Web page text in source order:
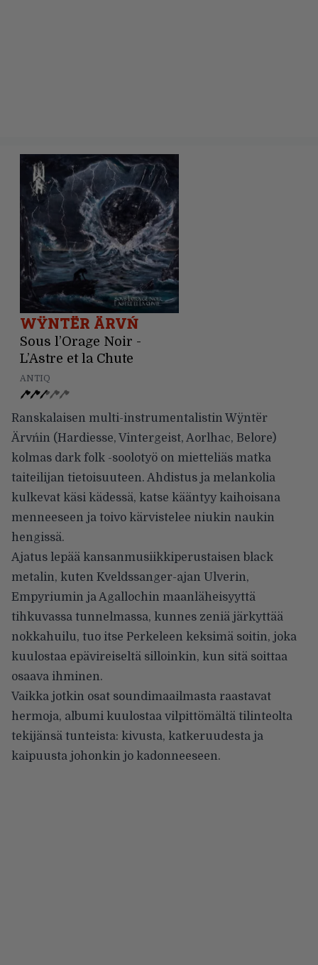
WŸNTËR ÄRVŃ
Sous l’Orage Noir -
L’Astre et la Chute
ANTIQ
Ranskalaisen multi-instrumenta­listin Wÿntër
Ärvńin (Hardiesse, Vintergeist, Aorlhac, Belore)
kolmas dark folk -soolotyö on mietteliäs matka
taiteilijan tie­toisuuteen. Ahdistus ja melan­kolia
kulkevat käsi kädessä, katse kääntyy kaihoisana
menneeseen ja toivo kärvistelee niukin naukin
hengissä.
Ajatus lepää kansanmusiikki­perustaisen black
metalin, ku­ten Kveldssanger-ajan Ulverin,
Empyriumin ja Agallochin maan­läheisyyttä
tihkuvassa tunnelmas­sa, kunnes zeniä järkyttää
nokka­huilu, tuo itse Perkeleen keksimä soitin, joka
kuulostaa epävireisel­tä silloinkin, kun sitä soittaa
osaa­va ihminen.
Vaikka jotkin osat soundimaail­masta raastavat
hermoja, albumi kuulostaa vilpittömältä tilinteolta
tekijänsä tunteista: kivusta, katke­ruudesta ja
kaipuusta johonkin jo kadonneeseen.